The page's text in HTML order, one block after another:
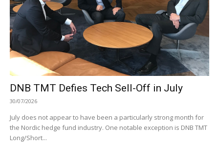
DNB TMT Defies Tech Sell-Off in July
30/07/2026
July does not appear to have been a particularly strong month for
the Nordic hedge fund industry. One notable exception is DNB TMT
Long/Short...